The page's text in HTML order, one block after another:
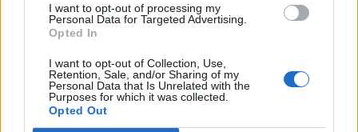
I want to opt-out of processing my
Personal Data for Targeted Advertising.
Opted In
I want to opt-out of Collection, Use,
Retention, Sale, and/or Sharing of my
Personal Data that Is Unrelated with the
Purposes for which it was collected.
Opted Out
Επισημαίνεται ότι θα καταβληθεί κάθε δυνατή
προσπάθεια για την ελαχιστοποίηση της διάρκειας
των εργασιών και την
ταχύτερη αποκατάσταση της κανονικής λειτουργίας